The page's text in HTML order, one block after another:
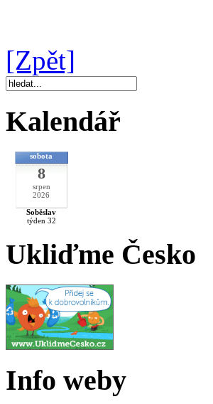
[Zpět]
Kalendář
sobota
8
srpen
2026
Soběslav
týden 32
Ukliďme Česko
Info weby